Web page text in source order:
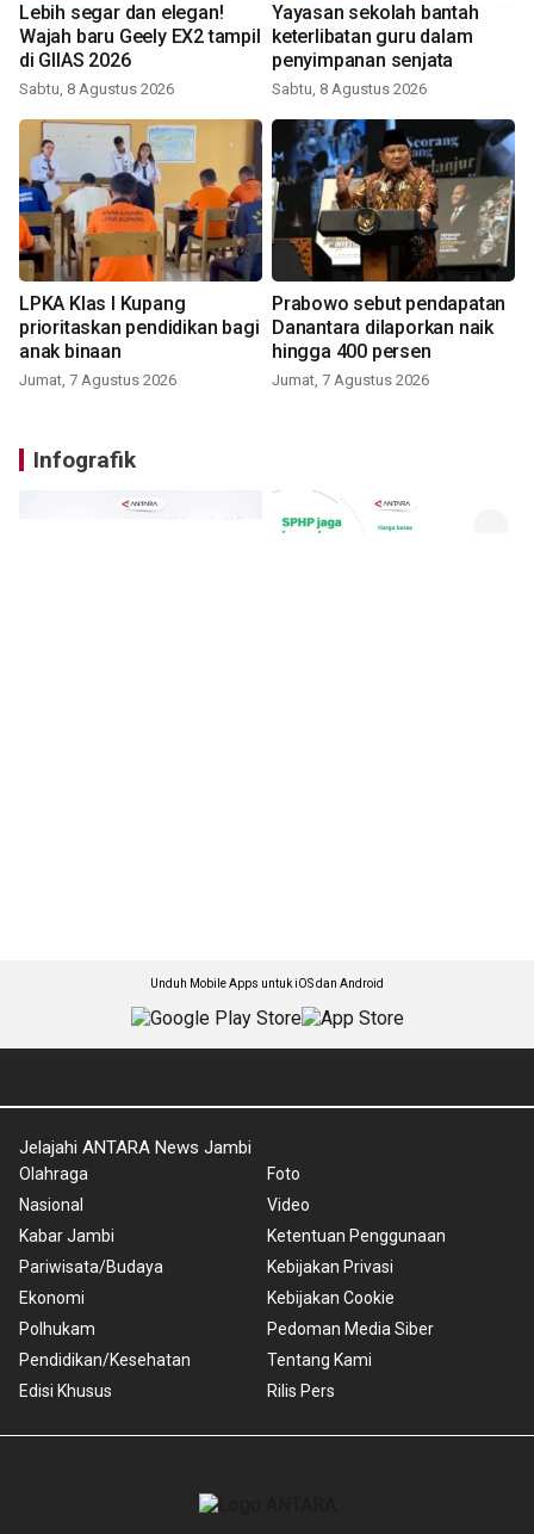
Lebih segar dan elegan!
Wajah baru Geely EX2 tampil
di GIIAS 2026
Sabtu, 8 Agustus 2026
Yayasan sekolah bantah
keterlibatan guru dalam
penyimpanan senjata
Sabtu, 8 Agustus 2026
LPKA Klas I Kupang
prioritaskan pendidikan bagi
anak binaan
Jumat, 7 Agustus 2026
Prabowo sebut pendapatan
Danantara dilaporkan naik
hingga 400 persen
Jumat, 7 Agustus 2026
Infografik
Unduh Mobile Apps untuk iOS dan Android
Jelajahi ANTARA News Jambi
Olahraga
Nasional
Kabar Jambi
Pariwisata/Budaya
Ekonomi
Polhukam
Pendidikan/Kesehatan
Edisi Khusus
Foto
Video
Ketentuan Penggunaan
Kebijakan Privasi
Kebijakan Cookie
Pedoman Media Siber
Tentang Kami
Rilis Pers